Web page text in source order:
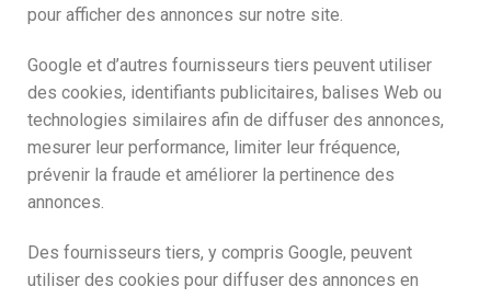
pour afficher des annonces sur notre site.
Google et d’autres fournisseurs tiers peuvent utiliser
des cookies, identifiants publicitaires, balises Web ou
technologies similaires afin de diffuser des annonces,
mesurer leur performance, limiter leur fréquence,
prévenir la fraude et améliorer la pertinence des
annonces.
Des fournisseurs tiers, y compris Google, peuvent
utiliser des cookies pour diffuser des annonces en